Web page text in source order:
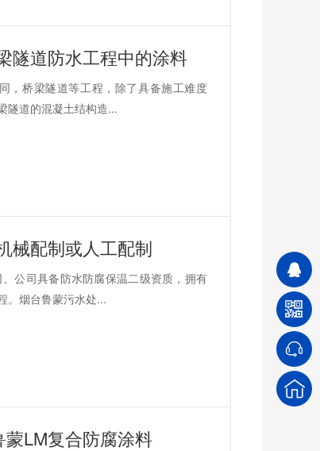
隧道防水工程中的涂料
，桥梁隧道等工程，除了具备施工难度
隧道的混凝土结构造...
械配制或人工配制
公司具备防水防腐保温二级资质，拥有
。烟台鲁蒙污水处...
LM复合防腐涂料